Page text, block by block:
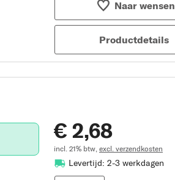
Naar wensen
Productdetails
€ 2,68
incl. 21% btw, excl. verzendkosten
Levertijd: 2-3 werkdagen